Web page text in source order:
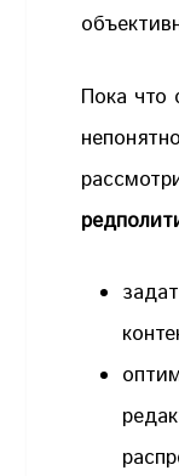
Пока